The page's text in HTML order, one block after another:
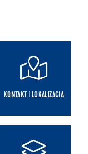
KONTAKT I LOKALIZACJA